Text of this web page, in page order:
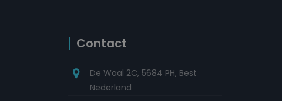
Contact
De Waal 2C, 5684 PH, Best
Nederland